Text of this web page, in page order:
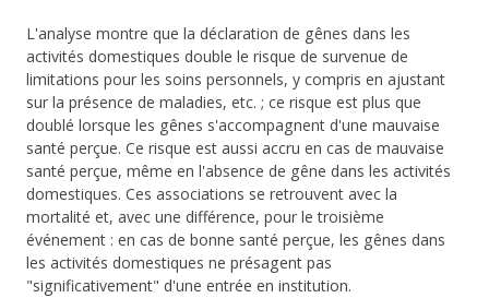
L'analyse montre que la déclaration de gênes dans les
activités domestiques double le risque de survenue de
limitations pour les soins personnels, y compris en ajustant
sur la présence de maladies, etc. ; ce risque est plus que
doublé lorsque les gênes s'accompagnent d'une mauvaise
santé perçue. Ce risque est aussi accru en cas de mauvaise
santé perçue, même en l'absence de gêne dans les activités
domestiques. Ces associations se retrouvent avec la
mortalité et, avec une différence, pour le troisième
événement : en cas de bonne santé perçue, les gênes dans
les activités domestiques ne présagent pas
"significativement" d'une entrée en institution.